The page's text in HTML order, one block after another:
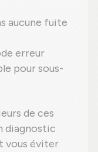
aucune fuite
erreur
pour sous-
de ces
diagnostic
vous éviter